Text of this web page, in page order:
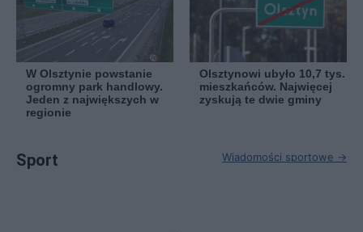
W Olsztynie powstanie
ogromny park handlowy.
Jeden z największych w
regionie
Olsztynowi ubyło 10,7 tys.
mieszkańców. Najwięcej
zyskują te dwie gminy
Sport Wiadomości sportowe →